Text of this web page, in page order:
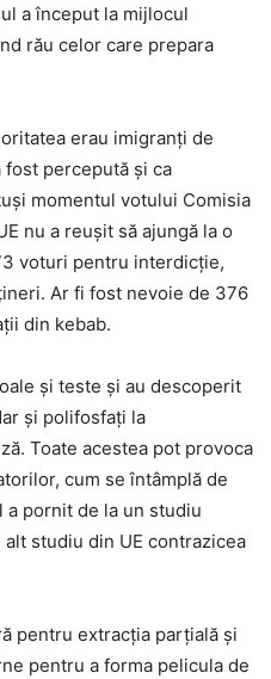
a început la mijlocul
rău celor care prepara
erau imigranţi de
fost percepută şi ca
momentul votului Comisia
nu a reuşit să ajungă la o
voturi pentru interdicţie,
Ar fi fost nevoie de 376
din kebab.
şi teste şi au descoperit
şi polifosfaţi la
Toate acestea pot provoca
cum se întâmplă de
pornit de la un studiu
studiu din UE contrazicea
pentru extracţia parţială şi
pentru a forma pelicula de